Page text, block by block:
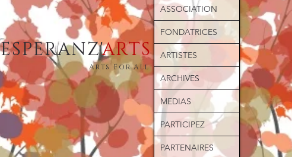
ASSOCIATION
FONDATRICES
ARTISTES
ARCHIVES
MEDIAS
PARTICIPEZ
PARTENAIRES
ESPERANZ'ARTS
Arts For All